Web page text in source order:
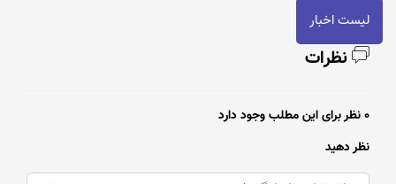
لیست اخبار
نظرات
0 نظر برای این مطلب وجود دارد
نظر دهید